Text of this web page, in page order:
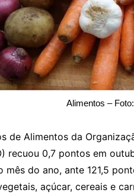
Alimentos –
de Alimentos da
recuou 0,7 pontos em
mês do ano, ante 121,5
açúcar, cereais e